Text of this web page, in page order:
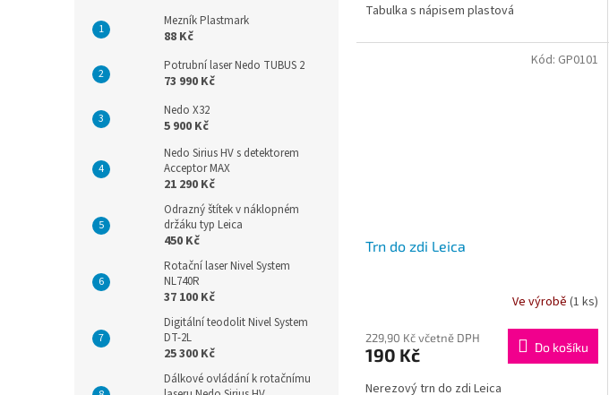
Mezník Plastmark
88 Kč
Potrubní laser Nedo TUBUS 2
73 990 Kč
Nedo X32
5 900 Kč
Nedo Sirius HV s detektorem
Acceptor MAX
21 290 Kč
Odrazný štítek v náklopném
držáku typ Leica
450 Kč
Rotační laser Nivel System
NL740R
37 100 Kč
Digitální teodolit Nivel System
DT-2L
25 300 Kč
Dálkové ovládání k rotačnímu
Tabulka s nápisem plastová
Trn do zdi Leica
Ve výrobě (1 ks)
229,90 Kč včetně DPH
190 Kč Do košíku
Nerezový trn do zdi Leica
Kód: GP0101